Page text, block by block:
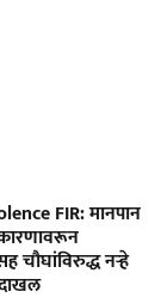
FIR: मानपान
कारणावरून
चौघांविरुद्ध नऱ्हे